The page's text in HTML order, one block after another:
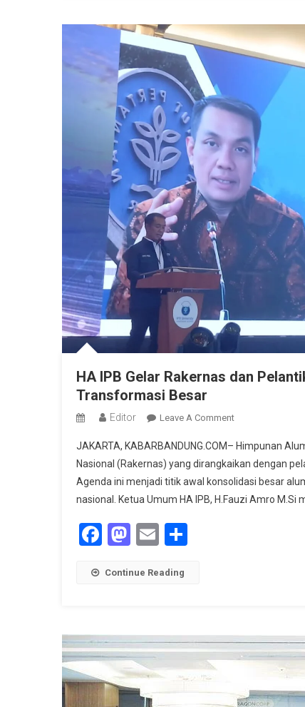
HA IPB Gelar Rakernas dan
Transformasi Besar
Editor Leave A CommentOn
IPB
Gelar
Rakernas
Dan
Transformasi
Besar
JAKARTA, KABARBANDUNG.COM– Himpunan
Nasional (Rakernas) yang dirangkaikan dengan
Agenda ini menjadi titik awal konsolidasi besar
nasional. Ketua Umum HA IPB, H.Fauzi Amro
Facebook
Mastodon
Email
Continue Reading